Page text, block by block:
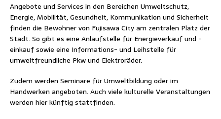
Angebote und Services in den Bereichen Umweltschutz,
Energie, Mobilität, Gesundheit, Kommunikation und Sicherheit
finden die Bewohner von Fujisawa City am zentralen Platz der
Stadt. So gibt es eine Anlaufstelle für Energieverkauf und -
einkauf sowie eine Informations- und Leihstelle für
umweltfreundliche Pkw und Elektroräder.
Zudem werden Seminare für Umweltbildung oder im
Handwerken angeboten. Auch viele kulturelle Veranstaltungen
werden hier künftig stattfinden.